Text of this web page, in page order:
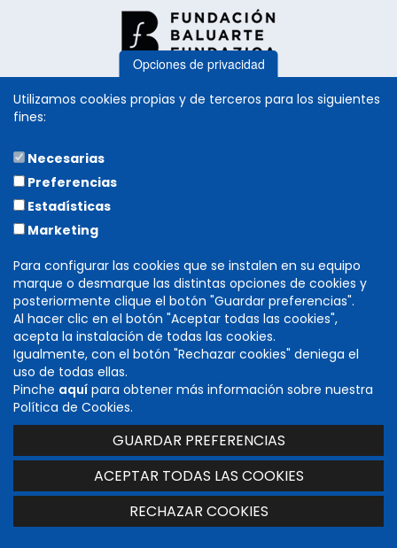
DIRECCIÓN GENERAL DE CULTURA
INSTITUCIÓN PRÍNCIPE DE VIANA
C/ Navarrería, 39. 31001 Pamplona (Navarra)
T. 848 424 600 -
Accesibilidad|Aviso legal|Mapa web
Opciones de privacidad
Utilizamos cookies propias y de terceros para los siguientes
fines:
Necesarias
Preferencias
Estadísticas
Marketing
Para configurar las cookies que se instalen en su equipo
marque o desmarque las distintas opciones de cookies y
posteriormente clique el botón "Guardar preferencias".
Al hacer clic en el botón "Aceptar todas las cookies",
acepta la instalación de todas las cookies.
Igualmente, con el botón "Rechazar cookies" deniega el
uso de todas ellas.
Pinche aquí para obtener más información sobre nuestra
Política de Cookies.
GUARDAR PREFERENCIAS
ACEPTAR TODAS LAS COOKIES
RECHAZAR COOKIES